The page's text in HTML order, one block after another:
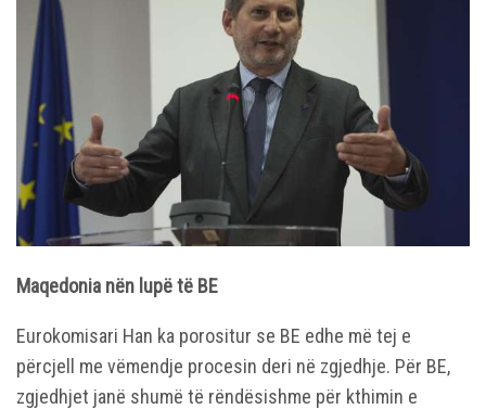
Maqedonia nën lupë të BE
Eurokomisari Han ka porositur se BE edhe më tej e
përcjell me vëmendje procesin deri në zgjedhje. Për BE,
zgjedhjet janë shumë të rëndësishme për kthimin e